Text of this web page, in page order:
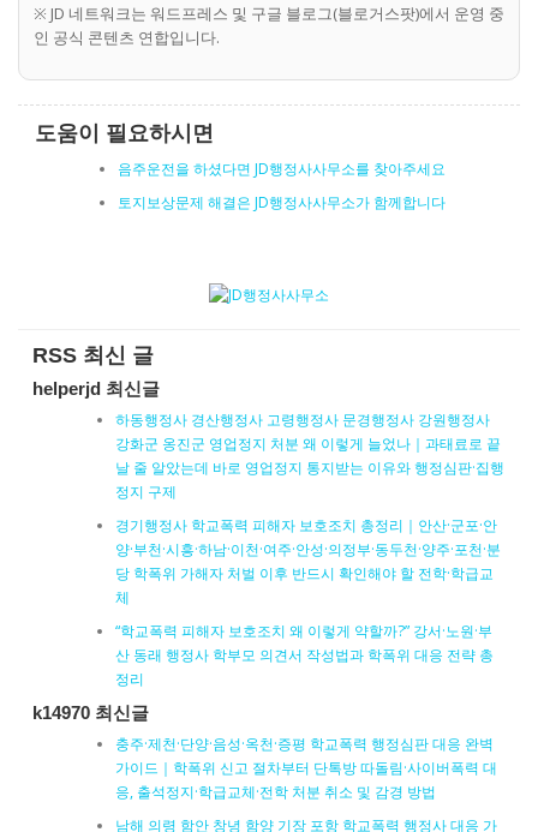
※ JD 네트워크는 워드프레스 및 구글 블로그(블로거스팟)에서 운영 중
인 공식 콘텐츠 연합입니다.
도움이 필요하시면
음주운전을 하셨다면 JD행정사사무소를 찾아주세요
토지보상문제 해결은 JD행정사사무소가 함께합니다
RSS 최신 글
helperjd 최신글
하동행정사 경산행정사 고령행정사 문경행정사 강원행정사
강화군 옹진군 영업정지 처분 왜 이렇게 늘었나｜과태료로 끝
날 줄 알았는데 바로 영업정지 통지받는 이유와 행정심판·집행
정지 구제
경기행정사 학교폭력 피해자 보호조치 총정리｜안산·군포·안
양·부천·시흥·하남·이천·여주·안성·의정부·동두천·양주·포천·분
당 학폭위 가해자 처벌 이후 반드시 확인해야 할 전학·학급교
체
“학교폭력 피해자 보호조치 왜 이렇게 약할까?” 강서·노원·부
산 동래 행정사 학부모 의견서 작성법과 학폭위 대응 전략 총
정리
k14970 최신글
충주·제천·단양·음성·옥천·증평 학교폭력 행정심판 대응 완벽
가이드｜학폭위 신고 절차부터 단톡방 따돌림·사이버폭력 대
응, 출석정지·학급교체·전학 처분 취소 및 감경 방법
남해 의령 함안 창녕 함양 기장 포항 학교폭력 행정사 대응 가